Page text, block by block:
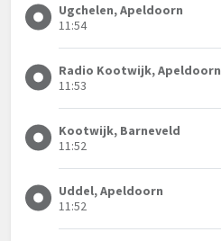
Ugchelen, Apeldoorn
11:54
Radio Kootwijk, Apeldoorn
11:53
Kootwijk, Barneveld
11:52
Uddel, Apeldoorn
11:52